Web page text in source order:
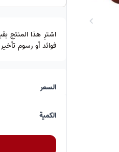
اشترِ هذا المنتج
فوائد أو رسوم
السعر
الكمية